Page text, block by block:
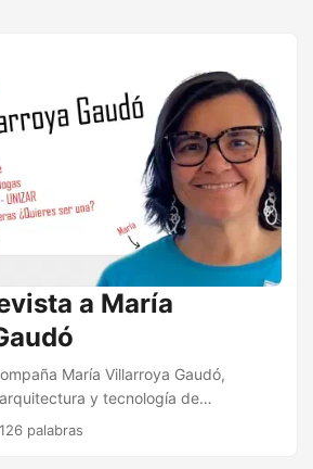
a María
María Villarroya Gaudó,
y tecnología de
de Zaragoza, Directora de
126 palabras